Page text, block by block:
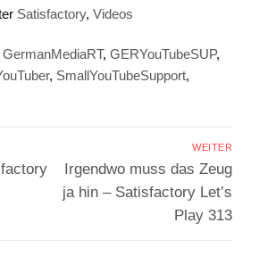
Satisfactory, Videos
GermanMediaRT, GERYouTubeSUP,
, SmallYouTubeSupport,
WEITER
Nächster
Beitrag:
Irgendwo muss das Zeug
ja hin – Satisfactory Let’s
Play 313